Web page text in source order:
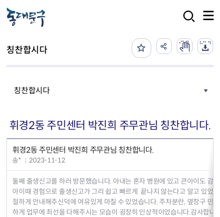
칭찬합시다
칭찬합시다
휘경2동 주민센터 박진희 주무관님 칭찬합니다.
휘경2동 주민센터 박진희 주무관님 칭찬합니다.
송* 2023-11-12
둘째 출생신고를 하러 방문했습니다. 아내는 혼자 병원에 있고 큰아이도 감
아이때 경험으로 출생신고가 그리 쉽고 빠르게 끝나지 않는다고 알고 있었
절하게 안내해주신덕에 여유있게 마칠 수 있었습니다. 주차분란, 옆창구 민
하게 업무에 최선을 다해주시는 모습이 굉장히 인상적이었습니다.감사합니